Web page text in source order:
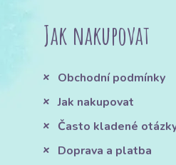
Jak nakupovat
Obchodní podmínky
Jak nakupovat
Často kladené
Doprava a platba